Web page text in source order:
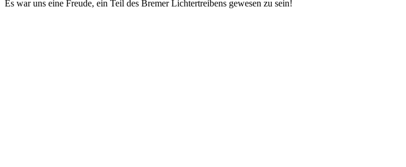
Es war uns eine Freude, ein Teil des Bremer Lichtertreibens gewesen zu sein!